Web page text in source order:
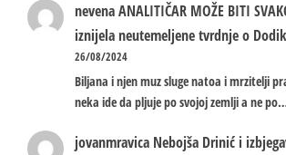
nevenaANALITIČAR MOŽE BITI
iznijela neutemeljene tvrdnje o
26/08/2024
Biljana i njen muz sluge natoa i mrzitelji
neka ide da pljuje po svojoj zemlji a ne
jovanmravica Nebojša Drinić i